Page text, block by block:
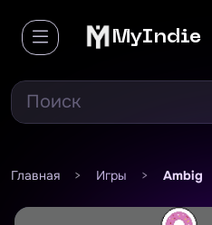
MyIndie
Главная > Игры > Ambig